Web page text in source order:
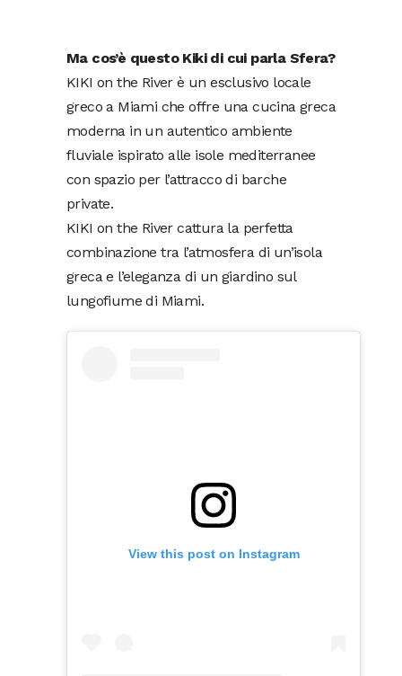
Ma cos’è questo Kiki di cui parla Sfera?
KIKI on the River è un esclusivo locale
greco a Miami che offre una cucina greca
moderna in un autentico ambiente
fluviale ispirato alle isole mediterranee
con spazio per l’attracco di barche
private.
KIKI on the River cattura la perfetta
combinazione tra l’atmosfera di un’isola
greca e l’eleganza di un giardino sul
lungofiume di Miami.
View this post on Instagram